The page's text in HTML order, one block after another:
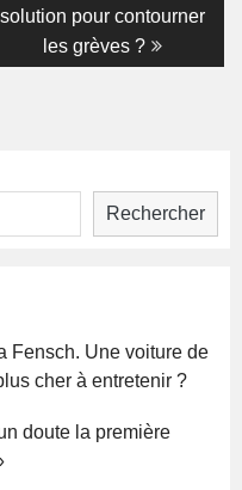
post:
solution pour contourner
les grèves ?
Rechercher
Fensch. Une voiture de
cher à entretenir ?
doute la première